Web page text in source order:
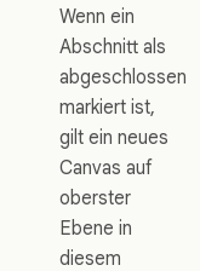
Wenn ein
Abschnitt als
abgeschlossen
markiert ist,
gilt ein neues
Canvas auf
oberster
Ebene in
diesem